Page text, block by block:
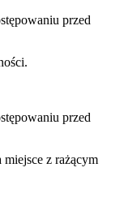
przed
przed
miejsce z rażącym